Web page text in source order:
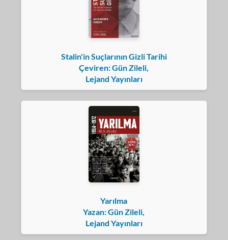
Stalin'in Suçlarının Gizli Tarihi
Çeviren: Gün Zileli,
Lejand Yayınları
Yarılma
Yazan: Gün Zileli,
Lejand Yayınları